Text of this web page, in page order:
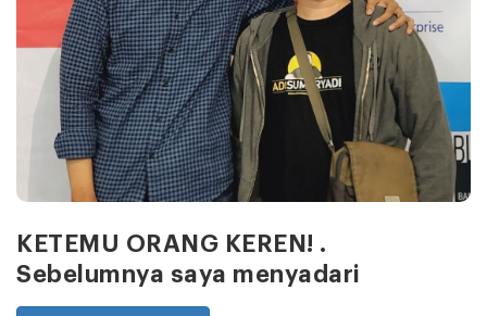
KETEMU ORANG KEREN! .
Sebelumnya saya menyadari